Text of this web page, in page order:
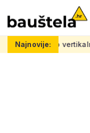
Najnovije:
Šareno vertikalno